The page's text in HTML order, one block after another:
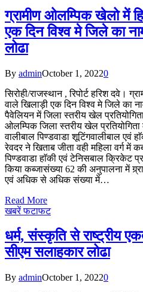
ग्रामीण ओलम्पिक खेलो में
एक दिन विश्व मे जिले का
लोढा
By adminOctober 1, 20220
सिरोही/राजस्थान , रिपोर्ट हरिश दवे।
वाले खिलाड़ी एक दिन विश्व मे जिले का
पैवेलियन में जिला स्तरीय खेल
ओलम्पिक जिला स्तरीय खेल
वालीबाल पिण्डवाडा शूटिंगवालीबाल एवं
रेवदर ने खिताब जीता वही महिला वर्ग में
पिण्डवाडा हाॅकी एवं टेनिसबाल क्रिकेट
किया कब्जासंख्या 62 की अनुपालना में
एवं अधिक से अधिक संख्या में…
Read More
खबरें फटाफट
धर्म, संस्कृति से राष्ट्रीय
सीएम सलाहकार लोढा
By adminOctober 1, 20220